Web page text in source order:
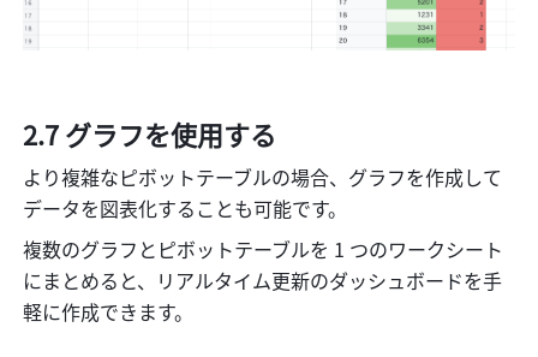
2.7 グラフを使用する
より複雑なピボットテーブルの場合、グラフを作成して
データを図表化することも可能です。
複数のグラフとピボットテーブルを 1 つのワークシート
にまとめると、リアルタイム更新のダッシュボードを手
軽に作成できます。